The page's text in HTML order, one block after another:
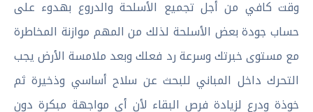
وقت كافي من أجل تجميع الأسلحة والدروع بهدوء على
حساب جودة بعض الأسلحة لذلك من المهم موازنة المخاطرة
مع مستوى خبرتك وسرعة رد فعلك وبعد ملامسة الأرض يجب
التحرك داخل المباني للبحث عن سلاح أساسي وذخيرة ثم
خوذة ودرع لزيادة فرص البقاء لأن أي مواجهة مبكرة دون